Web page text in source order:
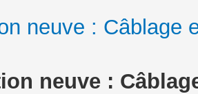
neuve : Câblage
neuve :